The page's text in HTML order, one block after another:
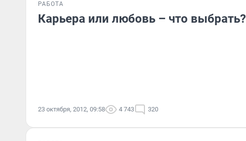
РАБОТА
Карьера или любовь – что выбрать?
23 октября, 2012, 09:58 4 743 320